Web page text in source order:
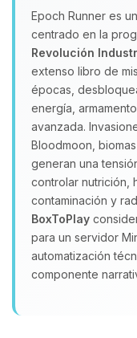
Epoch Runner es
centrado en la
Revolución
extenso libro de
épocas,
energía,
avanzada.
Bloodmoon,
generan una
controlar nutrición,
contaminación y
BoxToPlay
para un servidor
automatización
componente